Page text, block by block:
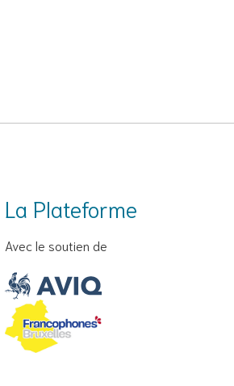
La Plateforme
Avec le soutien de